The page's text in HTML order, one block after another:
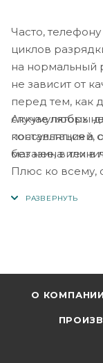
Часто,
циклов
на нормальный
не зависит от
перед тем, как
случае любых
консультацией,
магазина или в
Аккумуляторы
поставляться в
без нее, в
Плюс ко всему,
О КОМПАНИИ